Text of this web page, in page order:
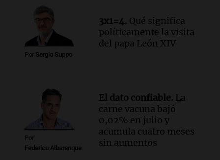
Episodios
Audio.
Robos en Berazategui:
delincuentes asaltan tres comercios en
una sola noche
Panorama Federal
Por Sergio Suppo
3x1=4. Qué significa
políticamente la visita
del papa León XIV
Por
Federico Albarenque
El dato confiable. La
carne vacuna bajó
0,02% en julio y
acumula cuatro meses
sin aumentos